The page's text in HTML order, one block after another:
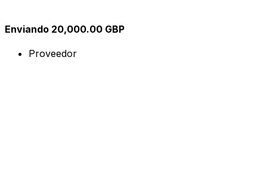
Enviando 20,000.00 GBP
Proveedor